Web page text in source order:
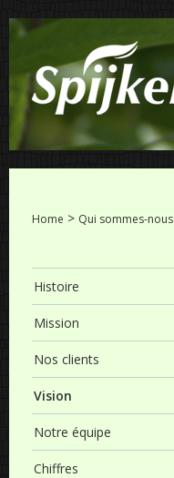
Home > Qui sommes-nous
Histoire
Mission
Nos clients
Vision
Notre équipe
Chiffres